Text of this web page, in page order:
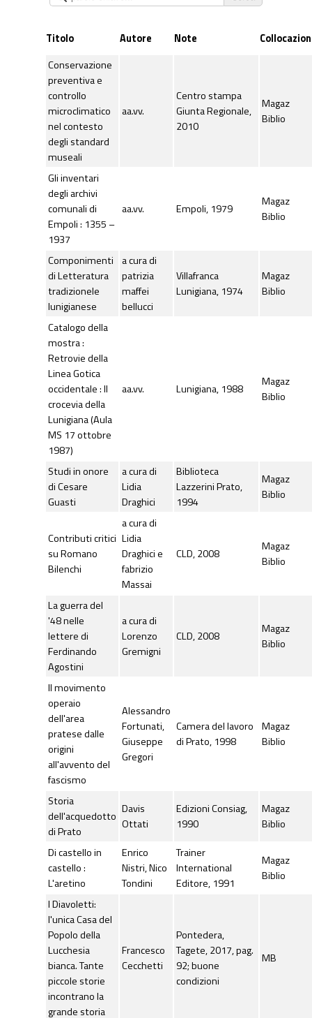
Titolo Autore Note
Conservazione
preventiva e
controllo
microclimatico
nel contesto
degli standard
museali
aa.vv.
Centro stampa
Giunta Regionale,
2010
Magaz
Biblio
Gli inventari
degli archivi
comunali di
Empoli : 1355 –
1937
aa.vv. Empoli, 1979
Magaz
Biblio
Componimenti
di Letteratura
tradizionele
lunigianese
a cura di
patrizia
maffei
bellucci
Villafranca
Lunigiana, 1974
Magaz
Biblio
Catalogo della
mostra :
Retrovie della
Linea Gotica
occidentale : Il
crocevia della
Lunigiana (Aula
MS 17 ottobre
1987)
aa.vv. Lunigiana, 1988
Magaz
Biblio
Studi in onore
di Cesare
Guasti
a cura di
Lidia
Draghici
Biblioteca
Lazzerini Prato,
1994
Magaz
Biblio
Contributi critici
su Romano
Bilenchi
a cura di
Lidia
Draghici e
fabrizio
Massai
CLD, 2008
Magaz
Biblio
La guerra del
'48 nelle
lettere di
Ferdinando
Agostini
a cura di
Lorenzo
Gremigni
CLD, 2008
Magaz
Biblio
Il movimento
operaio
dell'area
pratese dalle
origini
all'avvento del
fascismo
Alessandro
Fortunati,
Giuseppe
Gregori
Camera del lavoro
di Prato, 1998
Magaz
Biblio
Storia
dell'acquedotto
di Prato
Davis
Ottati
Edizioni Consiag,
1990
Magaz
Biblio
Di castello in
castello :
L'aretino
Enrico
Nistri, Nico
Tondini
Trainer
International
Editore, 1991
Magaz
Biblio
I Diavoletti:
l'unica Casa del
Popolo della
Lucchesia
bianca. Tante
piccole storie
incontrano la
grande storia
Francesco
Cecchetti
Pontedera,
Tagete, 2017, pag.
92; buone
condizioni
MB